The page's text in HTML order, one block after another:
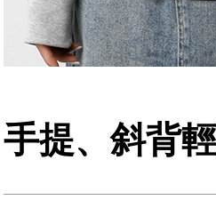
手提、斜背